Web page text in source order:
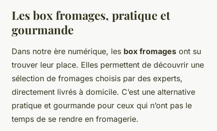
Les box fromages, pratique et
gourmande
Dans notre ère numérique, les box fromages ont su
trouver leur place. Elles permettent de découvrir une
sélection de fromages choisis par des experts,
directement livrés à domicile. C’est une alternative
pratique et gourmande pour ceux qui n’ont pas le
temps de se rendre en fromagerie.